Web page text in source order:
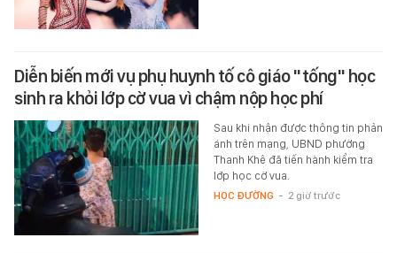
Diễn biến mới vụ phụ huynh tố cô giáo "tống" học
sinh ra khỏi lớp cờ vua vì chậm nộp học phí
Sau khi nhận được thông tin phản
ánh trên mạng, UBND phường
Thanh Khê đã tiến hành kiểm tra
lớp học cờ vua.
HỌC ĐƯỜNG - 2 giờ trước